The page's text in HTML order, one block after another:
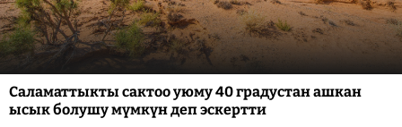
Саламаттыкты сактоо уюму 40 градустан ашкан
ысык болушу мүмкүн деп эскертти